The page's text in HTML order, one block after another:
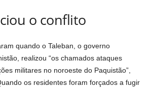
o conflito
quando o Taleban, o governo
realizou “os chamados ataques
militares no noroeste do Paquistão”,
os residentes foram forçados a fugir